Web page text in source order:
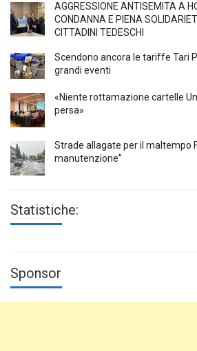
AGGRESSIONE ANTISEMITA A
CONDANNA E PIENA
CITTADINI TEDESCHI
Scendono ancora le tariffe Tari
grandi eventi
«Niente rottamazione cartelle
persa»
Strade allagate per il maltempo
manutenzione”
Statistiche:
Sponsor